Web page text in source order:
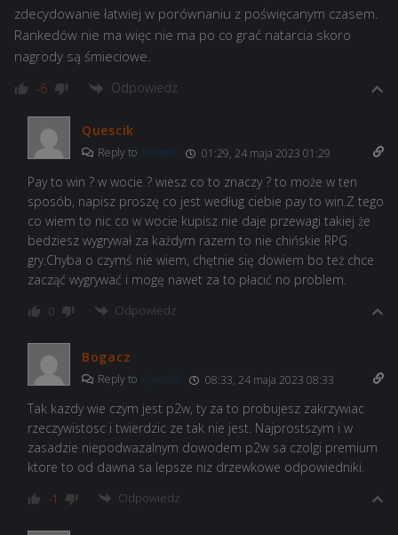
zdecydowanie łatwiej w porównaniu z poświęcanym czasem.
Rankedów nie ma więc nie ma po co grać natarcia skoro
nagrody są śmieciowe.
-6 Odpowiedz
Quescik
Reply to Hubert 01:29, 24 maja 2023 01:29
Pay to win ? w wocie ? wiesz co to znaczy ? to może w ten
sposób, napisz proszę co jest według ciebie pay to win.Z tego
co wiem to nic co w wocie kupisz nie daje przewagi takiej że
bedziesz wygrywał za każdym razem to nie chińskie RPG
gry.Chyba o czymś nie wiem, chętnie się dowiem bo też chce
zacząć wygrywać i mogę nawet za to płacić no problem.
0 Odpowiedz
Bogacz
Reply to Quescik 08:33, 24 maja 2023 08:33
Tak kazdy wie czym jest p2w, ty za to probujesz zakrzywiac
rzeczywistosc i twierdzic ze tak nie jest. Najprostszym i w
zasadzie niepodwazalnym dowodem p2w sa czolgi premium
ktore to od dawna sa lepsze niz drzewkowe odpowiedniki.
-1 Odpowiedz